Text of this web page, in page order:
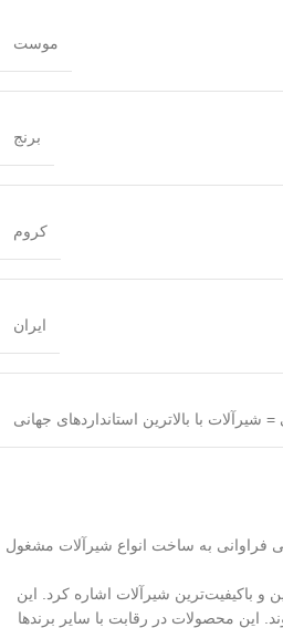
موست
برنج
کروم
ایران
فراوانی به ساخت انواع شیرآلات مشغول
و باکیفیت‌ترین شیرآلات اشاره کرد. این
محصولات در رقابت با سایر برندها